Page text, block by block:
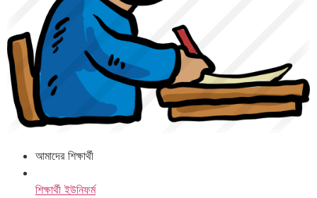
আমাদের শিক্ষার্থী
শিক্ষার্থী ইউনিফর্ম